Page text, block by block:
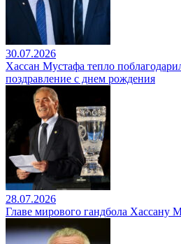
30.07.2026
Хассан Мустафа тепло
поздравление с днем рождения
28.07.2026
Главе мирового гандбола Хассану